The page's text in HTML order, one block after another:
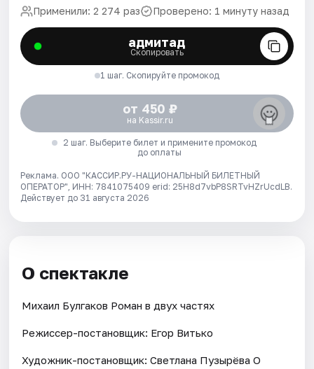
Применили: 2 274 раз Проверено: 1 минуту назад
адмитад
Скопировать
1 шаг. Скопируйте промокод
от 450 ₽
на Kassir.ru
2 шаг. Выберите билет и примените промокод
до оплаты
Реклама. ООО "КАССИР.РУ-НАЦИОНАЛЬНЫЙ БИЛЕТНЫЙ
ОПЕРАТОР", ИНН: 7841075409 erid: 25H8d7vbP8SRTvHZrUcdLB.
Действует до 31 августа 2026
О спектакле
Михаил Булгаков Роман в двух частях
Режиссер-постановщик: Егор Витько
Художник-постановщик: Светлана Пузырёва О